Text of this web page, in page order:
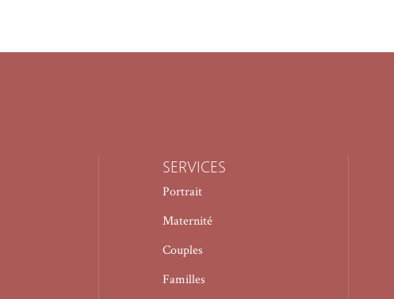
SERVICES
Portrait
Maternité
Couples
Familles